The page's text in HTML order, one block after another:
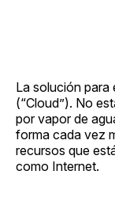
La solución para
(“Cloud”). No
por vapor de
forma cada vez
recursos que
como Internet.